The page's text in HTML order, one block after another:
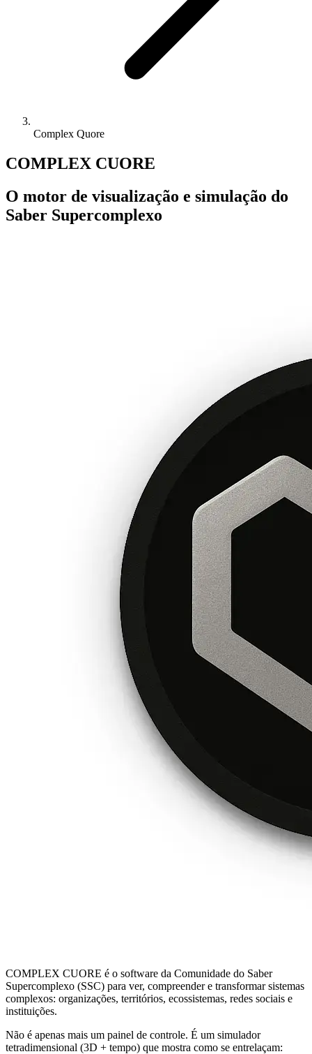
Complex Quore
COMPLEX CUORE
O motor de visualização e simulação do
Saber Supercomplexo
COMPLEX CUORE é o software da Comunidade do Saber
Supercomplexo (SSC) para ver, compreender e transformar sistemas
complexos: organizações, territórios, ecossistemas, redes sociais e
instituições.
Não é apenas mais um painel de controle. É um simulador
tetradimensional (3D + tempo) que mostra como se entrelaçam: